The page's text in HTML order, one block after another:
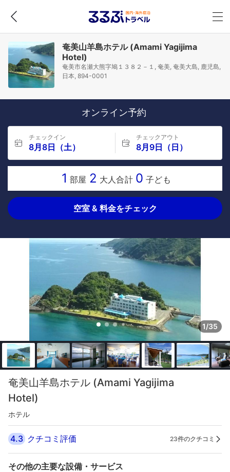
奄美山羊島ホテル (Amami Yagijima
Hotel)
奄美市名瀬大熊字鳩１３８２－１, 奄美, 奄美大島, 鹿児島,
日本, 894-0001
オンライン予約
チェックイン
8月8日（土）
チェックアウト
8月9日（日）
1 部屋 2 大人合計 0 子ども
空室 & 料金をチェック
1/35
奄美山羊島ホテル (Amami Yagijima
Hotel)
ホテル
4.3 クチコミ評価 23件のクチコミ
その他の主要な設備・サービス